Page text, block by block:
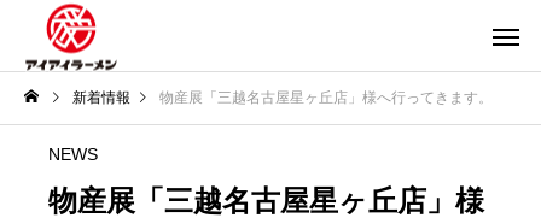
新着情報 物産展「三越名古屋星ヶ丘店」様へ行ってきます。
NEWS
物産展「三越名古屋星ヶ丘店」様